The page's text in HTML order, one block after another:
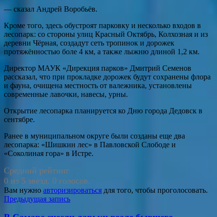
— сказал Андрей Воробьёв.
Кроме того, здесь обустроят парковку и несколько входов в
лесопарк: со стороны улиц Красный Октябрь, Колхозная и из
деревни Чёрная, создадут сеть тропинок и дорожек
протяжённостью боле 4 км, а также лыжню длиной 1,2 км.
Директор МАУК «Дирекция парков» Дмитрий Семенов
рассказал, что при прокладке дорожек будут сохранены флора
и фауна, очищена местность от валежника, установлены
современные лавочки, навесы, урны.
Открытие лесопарка планируется ко Дню города Дедовск в
сентябре.
Ранее в муниципальном округе были созданы еще два
лесопарка: «Шишкин лес» в Павловской Слободе и
«Соколиная гора» в Истре.
Средний рейтинг
0 из 5 звезд. 0 голосов.
Вам нужно авторизироваться для того, чтобы проголосовать.
Навигация
по
Предыдущая запись